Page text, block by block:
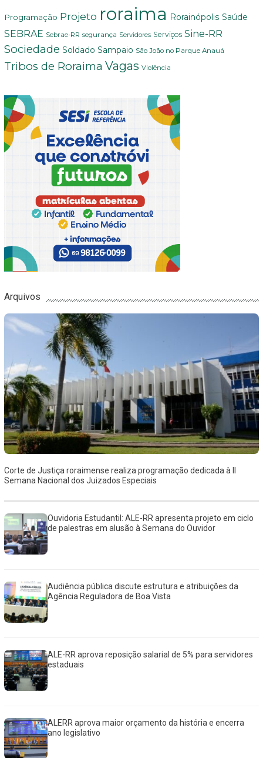
Programação Projeto roraima Rorainópolis Saúde
SEBRAE Sebrae-RR segurança Servidores Serviços Sine-RR
Sociedade Soldado Sampaio São João no Parque Anauá
Tribos de Roraima Vagas Violência
Arquivos
Corte de Justiça roraimense realiza programação dedicada à II
Semana Nacional dos Juizados Especiais
Ouvidoria Estudantil: ALE-RR apresenta projeto em ciclo
de palestras em alusão à Semana do Ouvidor
Audiência pública discute estrutura e atribuições da
Agência Reguladora de Boa Vista
ALE-RR aprova reposição salarial de 5% para servidores
estaduais
ALERR aprova maior orçamento da história e encerra
ano legislativo